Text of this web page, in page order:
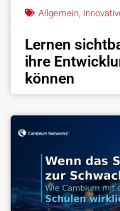
Allgemein
Lernen
ihre
können